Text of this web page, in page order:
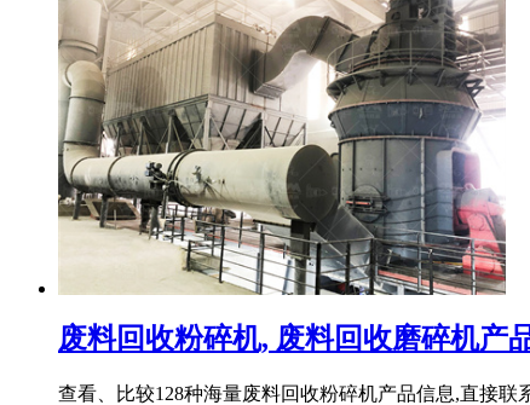
废料回收粉碎机, 废料回收磨碎机产
查看、比较128种海量废料回收粉碎机产品信息,直接联